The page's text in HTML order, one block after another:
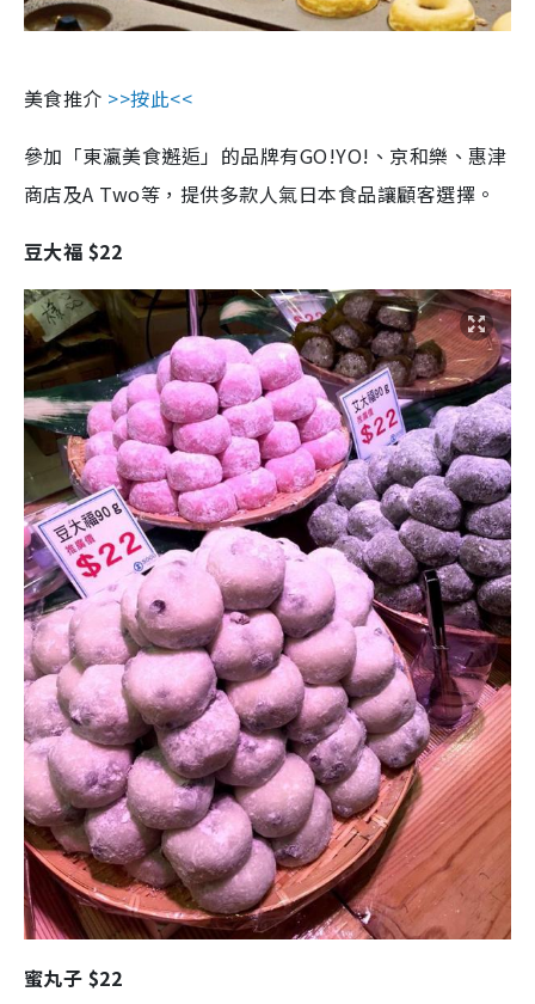
美食推介 >>按此<<
參加「東瀛美食邂逅」的品牌有GO!YO!、京和樂、惠津
商店及A Two等，提供多款人氣日本食品讓顧客選擇。
豆大福 $22
蜜丸子 $22